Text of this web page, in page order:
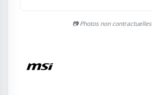
📷 Photos non contractuelles